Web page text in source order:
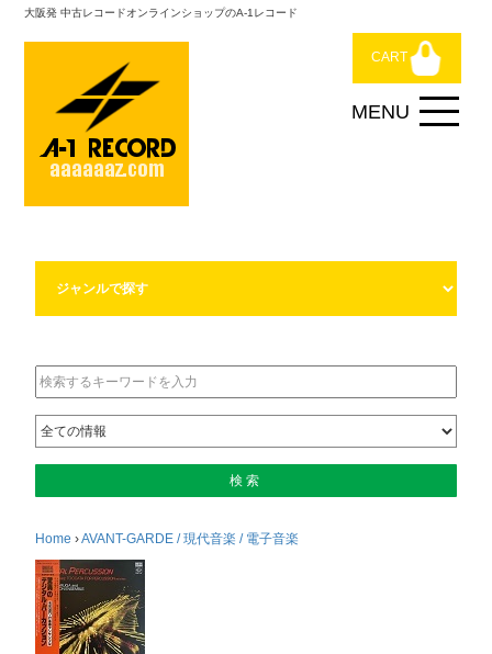
大阪発 中古レコードオンラインショップのA-1レコード
CART
Home ›AVANT-GARDE / 現代音楽 / 電子音楽